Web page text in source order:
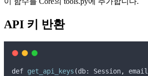
API 키 반환
def get_api_keys (db: Session, email